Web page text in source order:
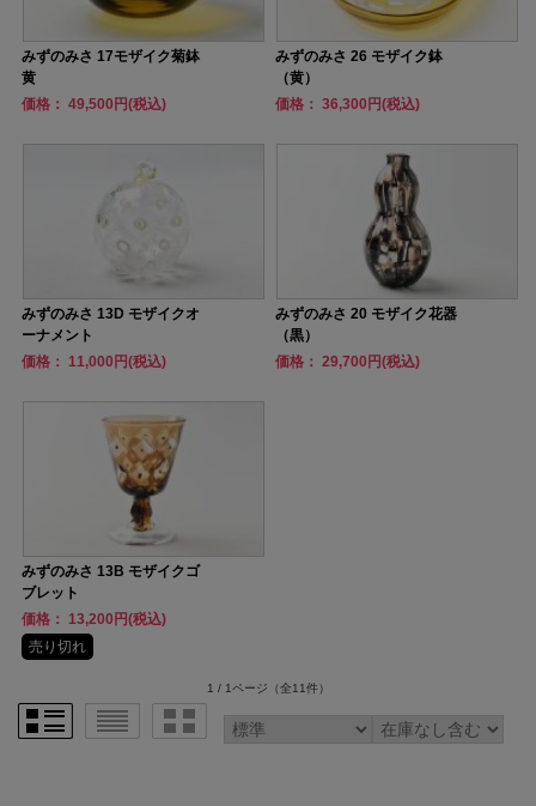
みずのみさ 17モザイク菊鉢
黄
価格： 49,500円(税込)
みずのみさ 26 モザイク鉢
（黄）
価格： 36,300円(税込)
みずのみさ 13D モザイクオ
ーナメント
価格： 11,000円(税込)
みずのみさ 20 モザイク花器
（黒）
価格： 29,700円(税込)
みずのみさ 13B モザイクゴ
ブレット
価格： 13,200円(税込)
売り切れ
1 / 1ページ （全11件）